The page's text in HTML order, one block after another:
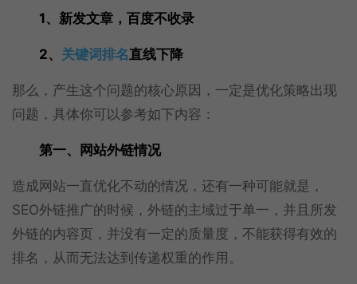
1、新发文章，百度不收录
2、 关键词排名直线下降
那么，产生这个问题的核心原因，一定是优化策略出现
问题，具体你可以参考如下内容：
第一、网站外链情况
造成网站一直优化不动的情况，还有一种可能就是，
SEO外链推广的时候，外链的主域过于单一，并且所发
外链的内容页，并没有一定的质量度，不能获得有效的
排名，从而无法达到传递权重的作用。